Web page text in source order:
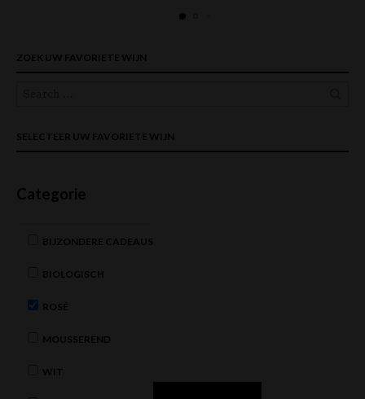
ZOEK UW FAVORIETE WIJN
SELECTEER UW FAVORIETE WIJN
Categorie
BIJZONDERE CADEAUS
BIOLOGISCH
ROSÉ
MOUSSEREND
WIT